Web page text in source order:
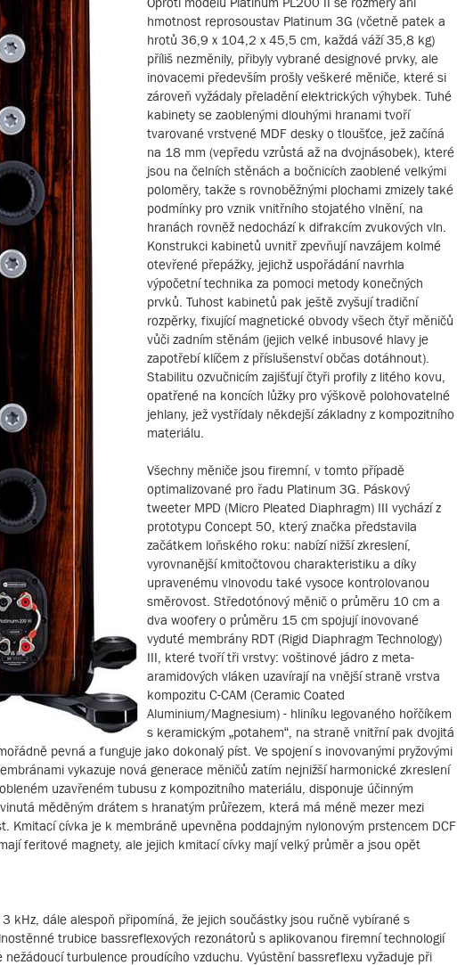
hmotnost reprosoustav Platinum 3G (včetně patek a
hrotů 36,9 x 104,2 x 45,5 cm, každá váží 35,8 kg)
příliš nezměnily, přibyly vybrané designové prvky, ale
inovacemi především prošly veškeré měniče, které si
zároveň vyžádaly přeladění elektrických výhybek. Tuhé
kabinety se zaoblenými dlouhými hranami tvoří
tvarované vrstvené MDF desky o tloušťce, jež začíná
na 18 mm (vepředu vzrůstá až na dvojnásobek), které
jsou na čelních stěnách a bočnicích zaoblené velkými
poloměry, takže s rovnoběžnými plochami zmizely také
podmínky pro vznik vnitřního stojatého vlnění, na
hranách rovněž nedochází k difrakcím zvukových vln.
Konstrukci kabinetů uvnitř zpevňují navzájem kolmé
otevřené přepážky, jejichž uspořádání navrhla
výpočetní technika za pomoci metody konečných
prvků. Tuhost kabinetů pak ještě zvyšují tradiční
rozpěrky, fixující magnetické obvody všech čtyř měničů
vůči zadním stěnám (jejich velké inbusové hlavy je
zapotřebí klíčem z příslušenství občas dotáhnout).
Stabilitu ozvučnicím zajišťují čtyři profily z litého kovu,
opatřené na koncích lůžky pro výškově polohovatelné
jehlany, jež vystřídaly někdejší základny z kompozitního
materiálu.
Všechny měniče jsou firemní, v tomto případě
optimalizované pro řadu Platinum 3G. Páskový
tweeter MPD (Micro Pleated Diaphragm) III vychází z
prototypu Concept 50, který značka představila
začátkem loňského roku: nabízí nižší zkreslení,
vyrovnanější kmitočtovou charakteristiku a díky
upravenému vlnovodu také vysoce kontrolovanou
směrovost. Středotónový měnič o průměru 10 cm a
dva woofery o průměru 15 cm spojují inovované
vyduté membrány RDT (Rigid Diaphragm Technology)
III, které tvoří tři vrstvy: voštinové jádro z meta-
aramidových vláken uzavírají na vnější straně vrstva
kompozitu C-CAM (Ceramic Coated
Aluminium/Magnesium) - hliníku legovaného hořčíkem
s keramickým „potahem“, na straně vnitřní pak dvojitá
pevná a funguje jako dokonalý píst. Ve spojení s inovovanými pryžovými
vykazuje nová generace měničů zatím nejnižší harmonické zkreslení
uzavřeném tubusu z kompozitního materiálu, disponuje účinným
měděným drátem s hranatým průřezem, která má méně mezer mezi
Kmitací cívka je k membráně upevněna poddajným nylonovým prstencem DCF
feritové magnety, ale jejich kmitací cívky mají velký průměr a jsou opět
kHz, dále alespoň připomíná, že jejich součástky jsou ručně vybírané s
trubice bassreflexových rezonátorů s aplikovanou firemní technologií
turbulence proudícího vzduchu. Vyústění bassreflexu vyžaduje při